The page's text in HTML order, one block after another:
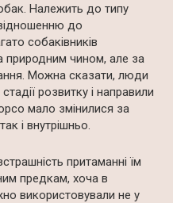
Належить до типу
до
собаківників
чином, але за
Можна сказати, люди
розвитку і направили
мало змінилися за
і внутрішньо.
притаманні їм
предкам, хоча в
використовували не у